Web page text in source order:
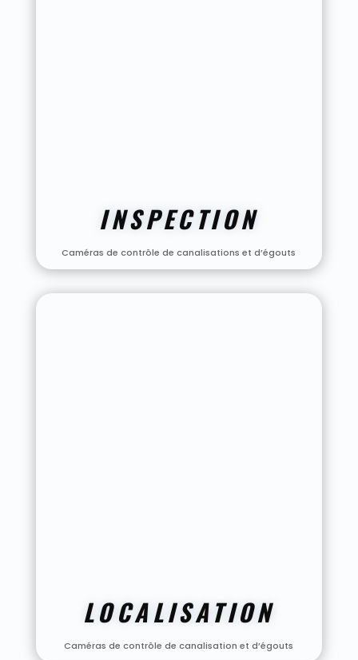
INSPECTION
Caméras de contrôle de canalisations et d’égouts
LOCALISATION
Caméras de contrôle de canalisation et d’égouts